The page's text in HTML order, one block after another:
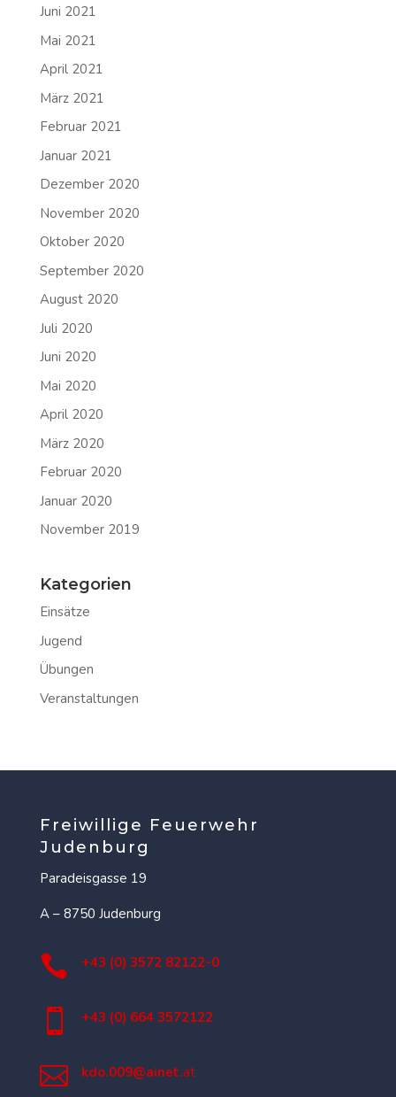
Juni 2021
Mai 2021
April 2021
März 2021
Februar 2021
Januar 2021
Dezember 2020
November 2020
Oktober 2020
September 2020
August 2020
Juli 2020
Juni 2020
Mai 2020
April 2020
März 2020
Februar 2020
Januar 2020
November 2019
Kategorien
Einsätze
Jugend
Übungen
Veranstaltungen
Freiwillige Feuerwehr
Judenburg
Paradeisgasse 19
A – 8750 Judenburg
 +43 (0) 3572 82122-0
 +43 (0) 664 3572122
 kdo.009@ainet.at